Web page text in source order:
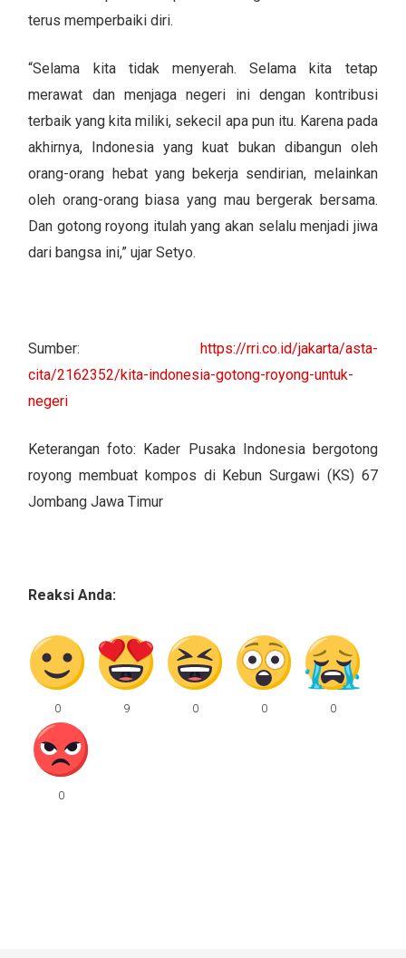
terus memperbaiki diri.
“Selama kita tidak menyerah. Selama kita tetap
merawat dan menjaga negeri ini dengan kontribusi
terbaik yang kita miliki, sekecil apa pun itu. Karena pada
akhirnya, Indonesia yang kuat bukan dibangun oleh
orang-orang hebat yang bekerja sendirian, melainkan
oleh orang-orang biasa yang mau bergerak bersama.
Dan gotong royong itulah yang akan selalu menjadi jiwa
dari bangsa ini,” ujar Setyo.
Sumber:
https://rri.co.id/jakarta/asta-
cita/2162352/kita-indonesia-gotong-royong-untuk-
negeri
Keterangan foto: Kader Pusaka Indonesia bergotong
royong membuat kompos di Kebun Surgawi (KS) 67
Jombang Jawa Timur
Reaksi Anda: